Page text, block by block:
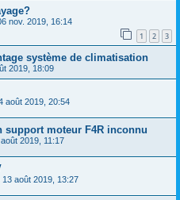
nov. 2019, 16:14
1 2 3
système de climatisation
2019, 18:09
août 2019, 20:54
moteur F4R inconnu
2019, 11:17
13 août 2019, 13:27